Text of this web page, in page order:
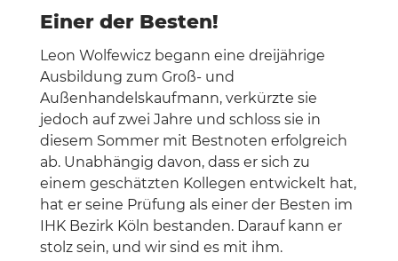
Einer der Besten!
Leon Wolfewicz begann eine dreijährige
Ausbildung zum Groß- und
Außenhandelskaufmann, verkürzte sie
jedoch auf zwei Jahre und schloss sie in
diesem Sommer mit Bestnoten erfolgreich
ab. Unabhängig davon, dass er sich zu
einem geschätzten Kollegen entwickelt hat,
hat er seine Prüfung als einer der Besten im
IHK Bezirk Köln bestanden. Darauf kann er
stolz sein, und wir sind es mit ihm.